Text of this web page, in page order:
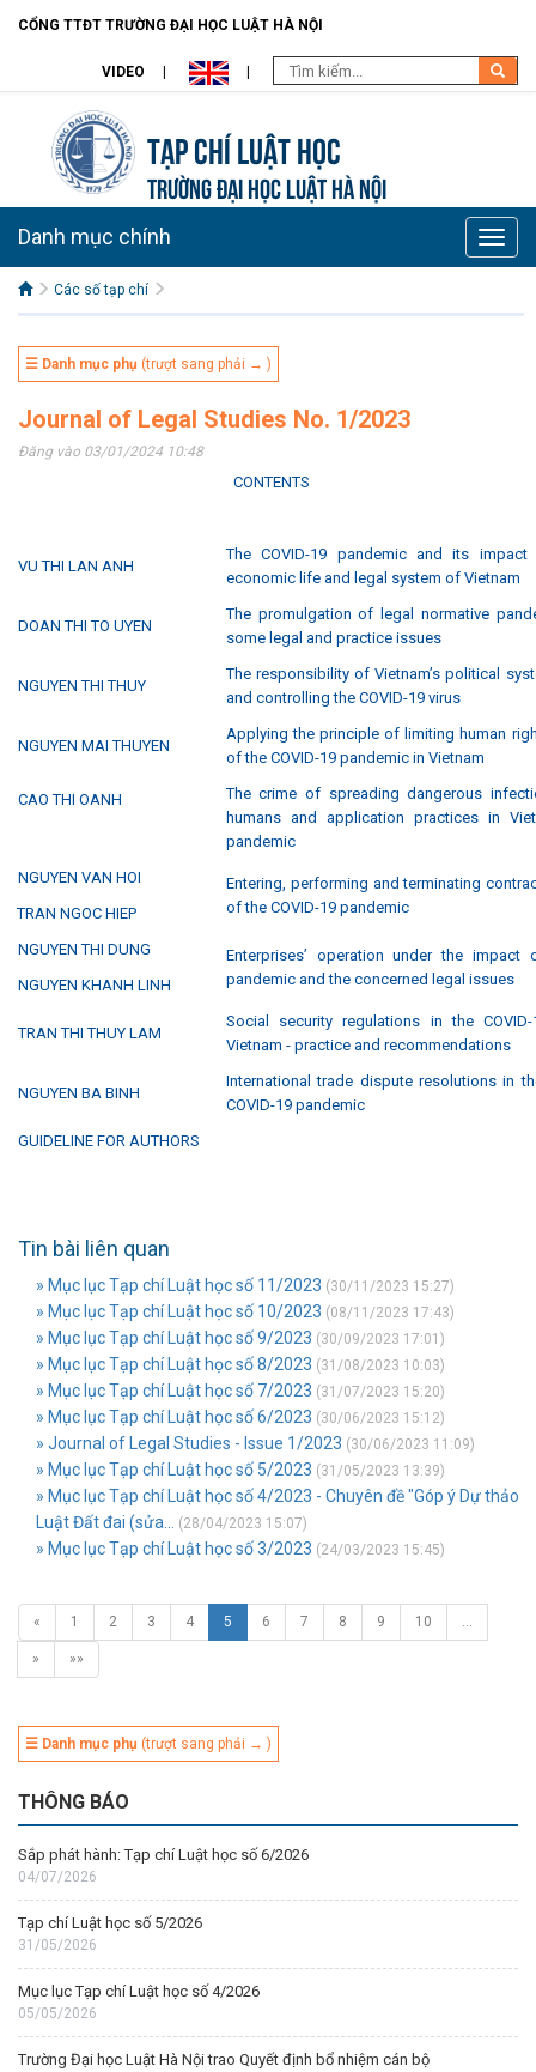
CỔNG TTĐT TRƯỜNG ĐẠI HỌC LUẬT HÀ NỘI
VIDEO
Tạp chí Luật học
TRƯỜNG ĐẠI HỌC LUẬT HÀ NỘI
Toggle
Danh mục chính
Các số tạp chí
☰ Danh mục phụ (trượt sang phải → )
Journal of Legal Studies No. 1/2023
Đăng vào 03/01/2024 10:48
CONTENTS
VU THI LAN ANH
The COVID-19 pandemic and its
economic life and legal system of Vietnam
DOAN THI TO UYEN
The promulgation of legal normative
some legal and practice issues
NGUYEN THI THUY
The responsibility of Vietnam’s political
and controlling the COVID-19 virus
NGUYEN MAI THUYEN
Applying the principle of limiting human
of the COVID-19 pandemic in Vietnam
CAO THI OANH
The crime of spreading dangerous
humans and application practices in
pandemic
NGUYEN VAN HOI
TRAN NGOC HIEP
Entering, performing and terminating
of the COVID-19 pandemic
NGUYEN THI DUNG
NGUYEN KHANH LINH
Enterprises’ operation under the impact
pandemic and the concerned legal issues
TRAN THI THUY LAM
Social security regulations in the
Vietnam - practice and recommendations
NGUYEN BA BINH
International trade dispute resolutions in
COVID-19 pandemic
GUIDELINE FOR AUTHORS
Tin bài liên quan
» Mục lục Tạp chí Luật học số 11/2023 (30/11/2023 15:27)
» Mục lục Tạp chí Luật học số 10/2023 (08/11/2023 17:43)
» Mục lục Tạp chí Luật học số 9/2023 (30/09/2023 17:01)
» Mục lục Tạp chí Luật học số 8/2023 (31/08/2023 10:03)
» Mục lục Tạp chí Luật học số 7/2023 (31/07/2023 15:20)
» Mục lục Tạp chí Luật học số 6/2023 (30/06/2023 15:12)
» Journal of Legal Studies - Issue 1/2023 (30/06/2023 11:09)
» Mục lục Tạp chí Luật học số 5/2023 (31/05/2023 13:39)
» Mục lục Tạp chí Luật học số 4/2023 - Chuyên đề "Góp ý Dự thảo
Luật Đất đai (sửa...
(28/04/2023 15:07)
» Mục lục Tạp chí Luật học số 3/2023 (24/03/2023 15:45)
« 1 2 3 4 5 6 7 8 9 10 …
» »»
☰ Danh mục phụ (trượt sang phải → )
THÔNG BÁO
Sắp phát hành: Tạp chí Luật học số 6/2026
04/07/2026
Tạp chí Luật học số 5/2026
31/05/2026
Mục lục Tạp chí Luật học số 4/2026
05/05/2026
Trường Đại học Luật Hà Nội trao Quyết định bổ nhiệm cán bộ